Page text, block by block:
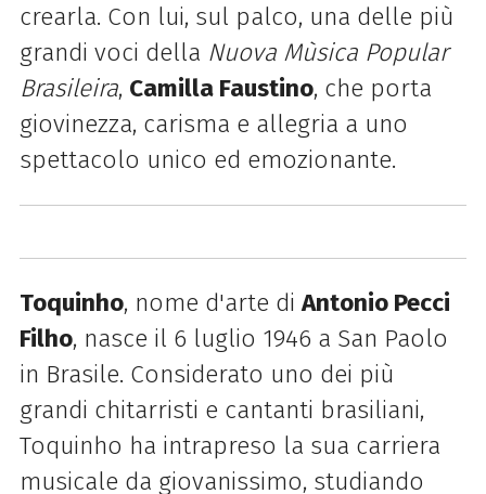
crearla. Con lui, sul palco, una delle più
grandi voci della Nuova Mùsica Popular
Brasileira, Camilla Faustino, che porta
giovinezza, carisma e allegria a uno
spettacolo unico ed emozionante.
Toquinho, nome d'arte diAntonio Pecci
Filho, nasce il 6 luglio 1946 a San Paolo
in Brasile. Considerato uno dei più
grandi chitarristi e cantanti brasiliani,
Toquinho ha intrapreso la sua carriera
musicale da giovanissimo, studiando